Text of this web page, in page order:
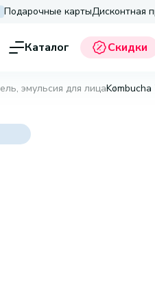
Подарочные картыДисконтная
Каталог Скидки
эмульсия для лица